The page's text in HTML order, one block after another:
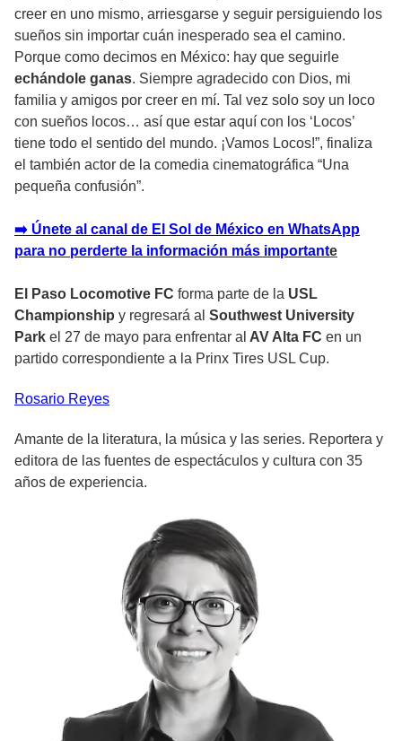
creer en uno mismo, arriesgarse y seguir persiguiendo los
sueños sin importar cuán inesperado sea el camino.
Porque como decimos en México: hay que seguirle
echándole ganas. Siempre agradecido con Dios, mi
familia y amigos por creer en mí. Tal vez solo soy un loco
con sueños locos… así que estar aquí con los ‘Locos’
tiene todo el sentido del mundo. ¡Vamos Locos!”, finaliza
el también actor de la comedia cinematográfica “Una
pequeña confusión”.
➡️ Únete al canal de El Sol de México en WhatsApp
para no perderte la información más importante
El Paso Locomotive FC forma parte de la USL
Championship y regresará al Southwest University
Park el 27 de mayo para enfrentar al AV Alta FC en un
partido correspondiente a la Prinx Tires USL Cup.
Rosario Reyes
Amante de la literatura, la música y las series. Reportera y
editora de las fuentes de espectáculos y cultura con 35
años de experiencia.